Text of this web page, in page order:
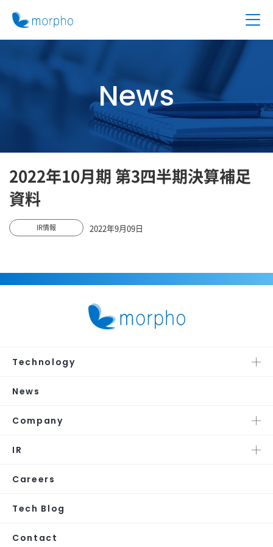
News
2022年10月期 第3四半期決算補足
資料
IR情報 2022年9月09日
Technology
News
Company
IR
Careers
Tech Blog
Contact